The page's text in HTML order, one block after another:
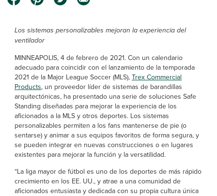
Los sistemas personalizables mejoran la experiencia del
ventilador
MINNEAPOLIS, 4 de febrero de 2021. Con un calendario
adecuado para coincidir con el lanzamiento de la temporada
2021 de la Major League Soccer (MLS), Trex Commercial
Products, un proveedor líder de sistemas de barandillas
arquitectónicas, ha presentado una serie de soluciones Safe
Standing diseñadas para mejorar la experiencia de los
aficionados a la MLS y otros deportes. Los sistemas
personalizables permiten a los fans mantenerse de pie (o
sentarse) y animar a sus equipos favoritos de forma segura, y
se pueden integrar en nuevas construcciones o en lugares
existentes para mejorar la función y la versatilidad.
“La liga mayor de fútbol es uno de los deportes de más rápido
crecimiento en los EE. UU., y atrae a una comunidad de
aficionados entusiasta y dedicada con su propia cultura única